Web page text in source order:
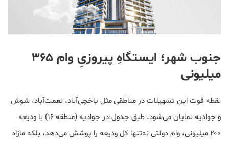
جنوب شهر؛ ایستگاهِ پیروزیِ وام ۳۶۵
میلیونی
نقطه قوت این تسهیلات در مناطقی مثل یاخچی‌آباد، نعمت‌آباد، شوش
و جوادیه نمایان می‌شود. طبق جدول:در جوادیه (منطقه ۱۶) با ودیعه
۲۰۰ میلیونی، وام دولتی نه‌تنها کل ودیعه را پوشش می‌دهد، بلکه مازاد